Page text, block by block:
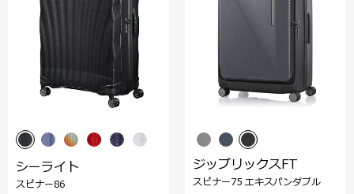
シーライト
スピナー86
ジップリックスFT
スピナー75 エキスパンダブル